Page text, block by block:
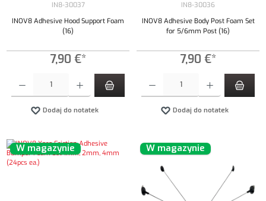
IN8-30037
INOV8 Adhesive Hood Support Foam
(16)
7,90 €*
Dodaj do notatek
IN8-30036
INOV8 Adhesive Body Post Foam Set
for 5/6mm Post (16)
7,90 €*
Dodaj do notatek
W magazynie W magazynie